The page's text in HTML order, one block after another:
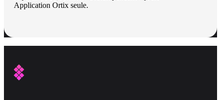
Application Ortix seule.